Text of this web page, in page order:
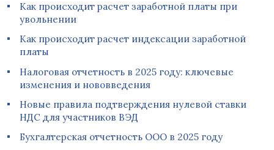
Как происходит расчет заработной платы при
увольнении
Как происходит расчет индексации заработной
платы
Налоговая отчетность в 2025 году: ключевые
изменения и нововведения
Новые правила подтверждения нулевой ставки
НДС для участников ВЭД
Бухгалтерская отчетность ООО в 2025 году